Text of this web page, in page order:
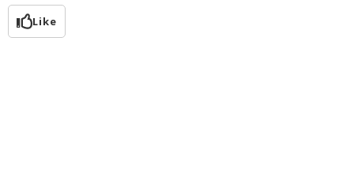
Like